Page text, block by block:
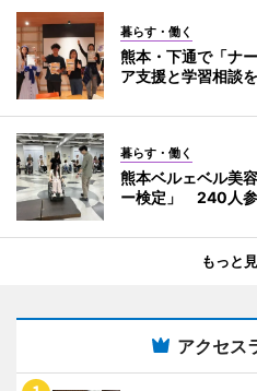
暮らす・働く
熊本・下通で「ナ
ア支援と学習相談
暮らす・働く
熊本ベルェベル美
ー検定」 240人
もっと
アクセス